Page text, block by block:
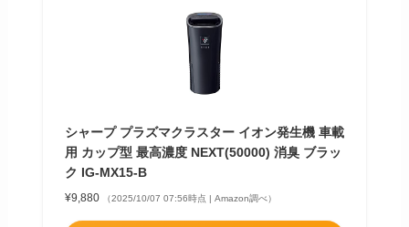
シャープ プラズマクラスター イオン発生機 車載
用 カップ型 最高濃度 NEXT(50000) 消臭 ブラッ
ク IG-MX15-B
¥9,880 （2025/10/07 07:56時点 | Amazon調べ）